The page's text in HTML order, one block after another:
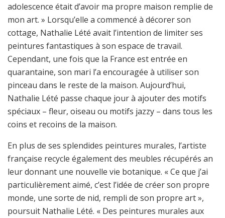
adolescence était d’avoir ma propre maison remplie de
mon art. » Lorsqu’elle a commencé à décorer son
cottage, Nathalie Lété avait l’intention de limiter ses
peintures fantastiques à son espace de travail.
Cependant, une fois que la France est entrée en
quarantaine, son mari l’a encouragée à utiliser son
pinceau dans le reste de la maison. Aujourd’hui,
Nathalie Lété passe chaque jour à ajouter des motifs
spéciaux – fleur, oiseau ou motifs jazzy – dans tous les
coins et recoins de la maison.
En plus de ses splendides peintures murales, l’artiste
française recycle également des meubles récupérés an
leur donnant une nouvelle vie botanique. « Ce que j’ai
particulièrement aimé, c’est l’idée de créer son propre
monde, une sorte de nid, rempli de son propre art »,
poursuit Nathalie Lété. « Des peintures murales aux